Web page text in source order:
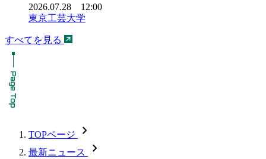
2026.07.28 12:00
東京工芸大学
すべてを見る
TOPページ chevron_forward
最新ニュース chevron_forward